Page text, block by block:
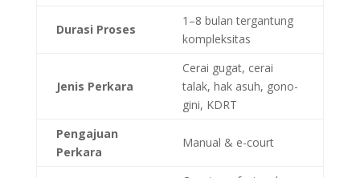
Durasi Proses
1–8 bulan tergantung
kompleksitas
Jenis Perkara
Cerai gugat, cerai
talak, hak asuh, gono-
gini, KDRT
Pengajuan
Perkara
Manual & e-court